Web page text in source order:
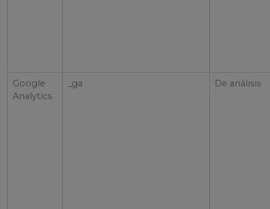
Google
Analytics
_ga De análisis